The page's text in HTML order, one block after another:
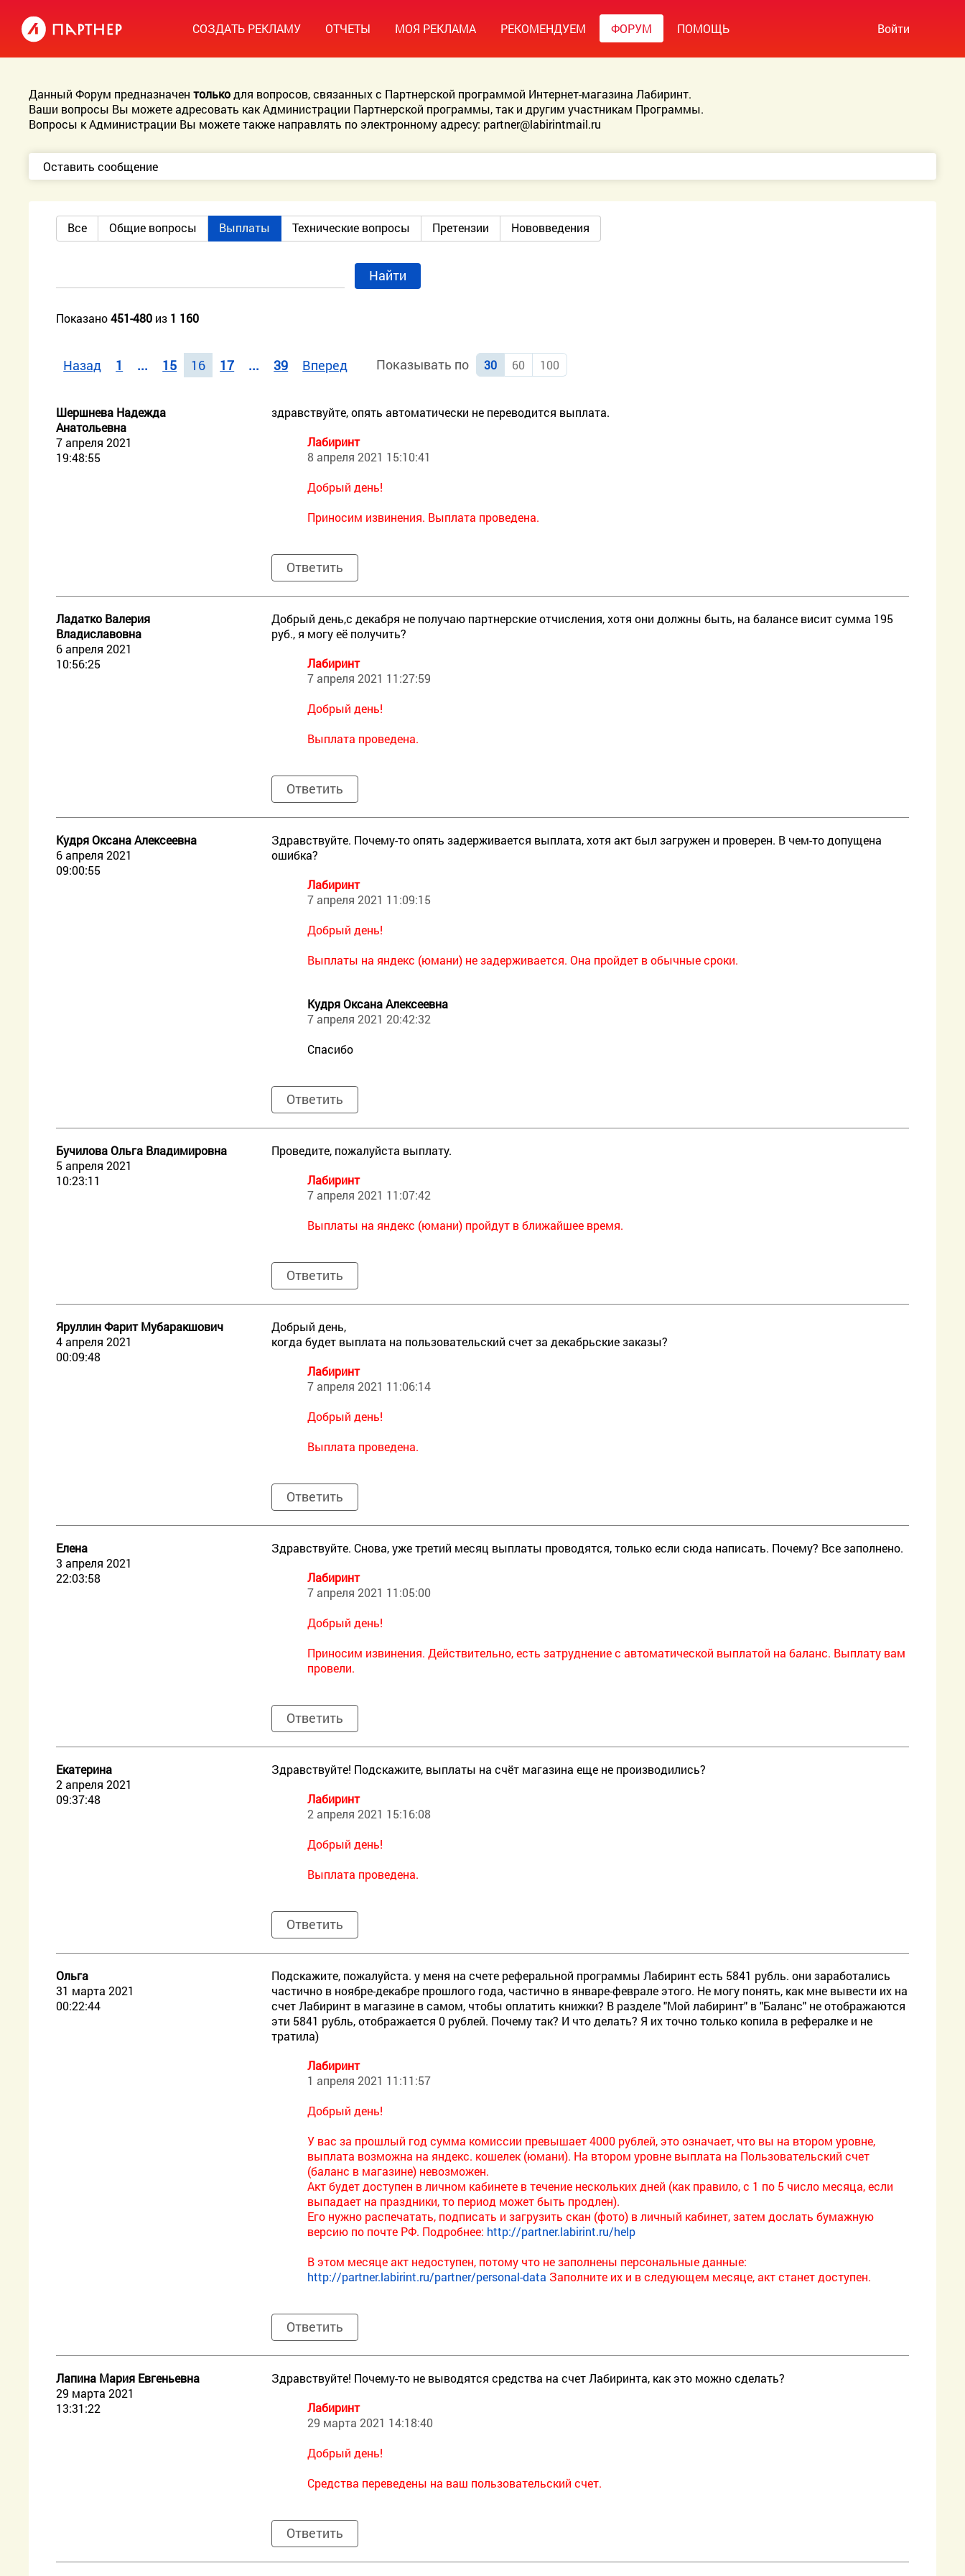
СОЗДАТЬ РЕКЛАМУ ОТЧЕТЫ МОЯ РЕКЛАМА РЕКОМЕНДУЕМ ФОРУМ ПОМОЩЬ Войти
Данный Форум предназначентолькодля вопросов, связанных с Партнерской программой Интернет-магазина Лабиринт.
Ваши вопросы Вы можете адресовать как Администрации Партнерской программы, так и другим участникам Программы.
Вопросы к Администрации Вы можете также направлять по электронному адресу: partner@labirintmail.ru
Оставить сообщение
Все Общие вопросы Выплаты Технические вопросы Претензии Нововведения
Найти
Показано451-480 из 1 160
Назад 1 ... 15 16 17 ... 39 Вперед Показывать по 30 60 100
Шершнева Надежда
Анатольевна
7 апреля 2021
19:48:55
здравствуйте, опять автоматически не переводится выплата.
Лабиринт
8 апреля 2021 15:10:41
Добрый день!
Приносим извинения. Выплата проведена.
Ответить
Ладатко Валерия
Владиславовна
6 апреля 2021
10:56:25
Добрый день,с декабря не получаю партнерские отчисления, хотя они должны быть, на балансе висит сумма 195
руб., я могу её получить?
Лабиринт
7 апреля 2021 11:27:59
Добрый день!
Выплата проведена.
Ответить
Кудря Оксана Алексеевна
6 апреля 2021
09:00:55
Здравствуйте. Почему-то опять задерживается выплата, хотя акт был загружен и проверен. В чем-то допущена
ошибка?
Лабиринт
7 апреля 2021 11:09:15
Добрый день!
Выплаты на яндекс (юмани) не задерживается. Она пройдет в обычные сроки.
Кудря Оксана Алексеевна
7 апреля 2021 20:42:32
Спасибо
Ответить
Бучилова Ольга Владимировна
5 апреля 2021
10:23:11
Проведите, пожалуйста выплату.
Лабиринт
7 апреля 2021 11:07:42
Выплаты на яндекс (юмани) пройдут в ближайшее время.
Ответить
Яруллин Фарит Мубаракшович
4 апреля 2021
00:09:48
Добрый день,
когда будет выплата на пользовательский счет за декабрьские заказы?
Лабиринт
7 апреля 2021 11:06:14
Добрый день!
Выплата проведена.
Ответить
Елена
3 апреля 2021
22:03:58
Здравствуйте. Снова, уже третий месяц выплаты проводятся, только если сюда написать. Почему? Все заполнено.
Лабиринт
7 апреля 2021 11:05:00
Добрый день!
Приносим извинения. Действительно, есть затруднение с автоматической выплатой на баланс. Выплату вам
провели.
Ответить
Екатерина
2 апреля 2021
09:37:48
Здравствуйте! Подскажите, выплаты на счёт магазина еще не производились?
Лабиринт
2 апреля 2021 15:16:08
Добрый день!
Выплата проведена.
Ответить
Ольга
31 марта 2021
00:22:44
Подскажите, пожалуйста. у меня на счете реферальной программы Лабиринт есть 5841 рубль. они заработались
частично в ноябре-декабре прошлого года, частично в январе-феврале этого. Не могу понять, как мне вывести их на
счет Лабиринт в магазине в самом, чтобы оплатить книжки? В разделе "Мой лабиринт" в "Баланс" не отображаются
эти 5841 рубль, отображается 0 рублей. Почему так? И что делать? Я их точно только копила в рефералке и не
тратила)
Лабиринт
1 апреля 2021 11:11:57
Добрый день!
У вас за прошлый год сумма комиссии превышает 4000 рублей, это означает, что вы на втором уровне,
выплата возможна на яндекс. кошелек (юмани). На втором уровне выплата на Пользовательский счет
(баланс в магазине) невозможен.
Акт будет доступен в личном кабинете в течение нескольких дней (как правило, с 1 по 5 число месяца, если
выпадает на праздники, то период может быть продлен).
Его нужно распечатать, подписать и загрузить скан (фото) в личный кабинет, затем дослать бумажную
версию по почте РФ. Подробнее: http://partner.labirint.ru/help
В этом месяце акт недоступен, потому что не заполнены персональные данные:
http://partner.labirint.ru/partner/personal-data Заполните их и в следующем месяце, акт станет доступен.
Ответить
Лапина Мария Евгеньевна
29 марта 2021
13:31:22
Здравствуйте! Почему-то не выводятся средства на счет Лабиринта, как это можно сделать?
Лабиринт
29 марта 2021 14:18:40
Добрый день!
Средства переведены на ваш пользовательский счет.
Ответить